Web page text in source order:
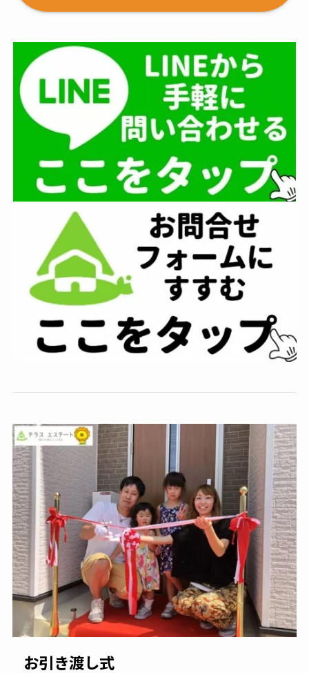
お引き渡し式